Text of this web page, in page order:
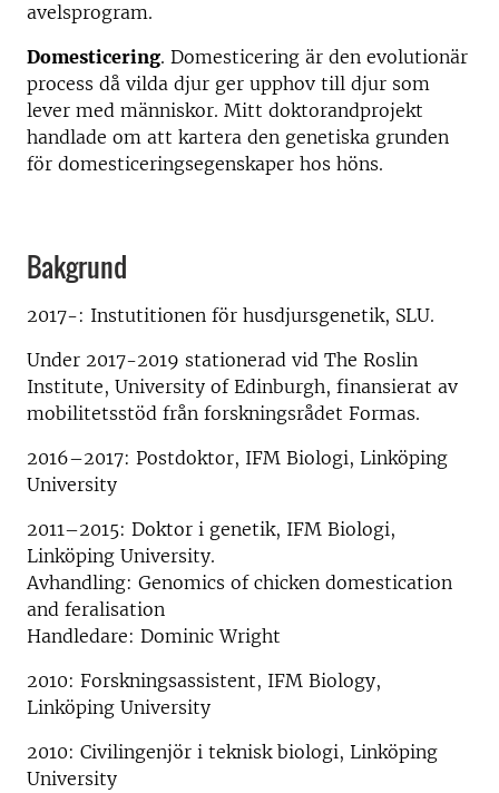
avelsprogram.
Domesticering. Domesticering är den evolutionär
process då vilda djur ger upphov till djur som
lever med människor. Mitt doktorandprojekt
handlade om att kartera den genetiska grunden
för domesticeringsegenskaper hos höns.
Bakgrund
2017-: Instutitionen för husdjursgenetik, SLU.
Under 2017-2019 stationerad vid The Roslin
Institute, University of Edinburgh, finansierat av
mobilitetsstöd från forskningsrådet Formas.
2016–2017: Postdoktor, IFM Biologi, Linköping
University
2011–2015: Doktor i genetik, IFM Biologi,
Linköping University.
Avhandling: Genomics of chicken domestication
and feralisation
Handledare: Dominic Wright
2010: Forskningsassistent, IFM Biology,
Linköping University
2010: Civilingenjör i teknisk biologi, Linköping
University